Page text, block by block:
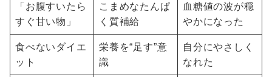
「お腹すいたら
すぐ甘い物」
こまめなたんぱ
く質補給
血糖値の波が穏
やかになった
食べないダイエ
ット
栄養を“足す”意
識
自分にやさしく
なれた